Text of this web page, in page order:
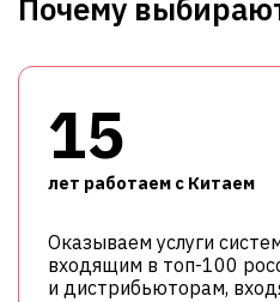
Почему
15
лет работаем с Китаем
Оказываем услуги
входящим в топ-100
и дистрибьюторам,